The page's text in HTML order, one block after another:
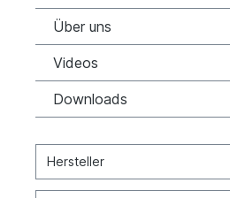
Über uns
Videos
Downloads
Hersteller